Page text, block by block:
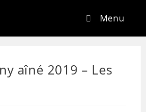
Menu
aîné 2019 – Les